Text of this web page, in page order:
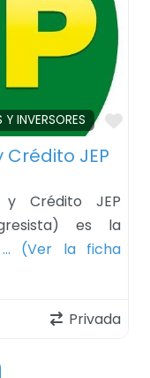
INVERSORES
JEP
Crédito JEP
es la
… (Ver la ficha
Privada